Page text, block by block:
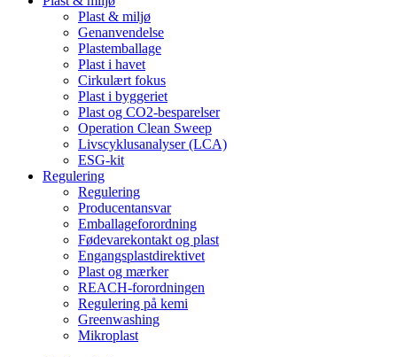
Plast & miljø
Genanvendelse
Plastemballage
Plast i havet
Cirkulært fokus
Plast i byggeriet
Plast og CO2-besparelser
Operation Clean Sweep
Livscyklusanalyser (LCA)
ESG-kit
Regulering
Regulering
Producentansvar
Emballageforordning
Fødevarekontakt og plast
Engangsplastdirektivet
Plast og mærker
REACH-forordningen
Regulering på kemi
Greenwashing
Mikroplast